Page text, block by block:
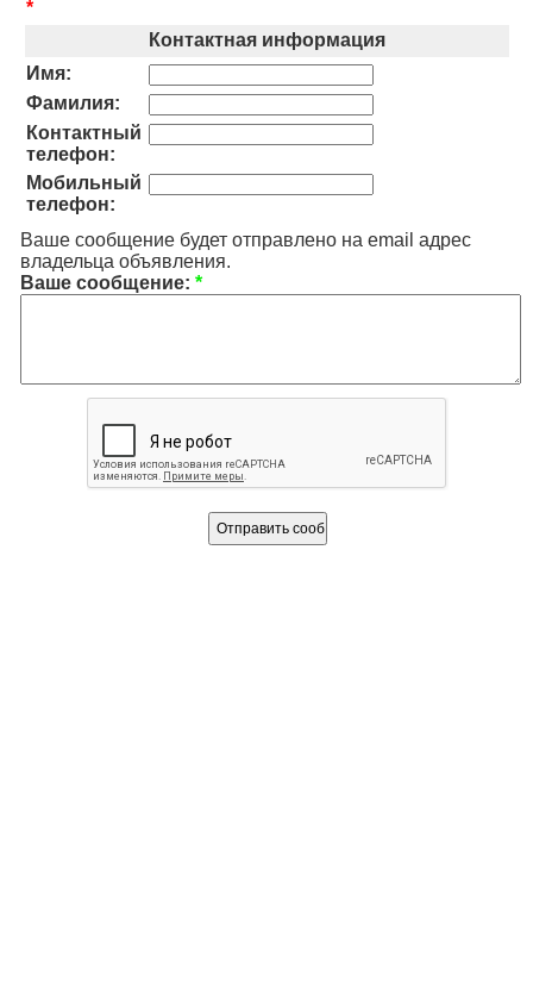
*
Контактная информация
Имя:
Фамилия:
Контактный
телефон:
Мобильный
телефон:
Ваше сообщение будет отправлено на email адрес
владельца объявления.
Ваше сообщение: *